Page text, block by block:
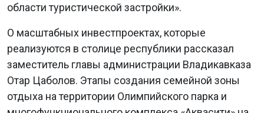
области туристической застройки».
О масштабных инвестпроектах, которые
реализуются в столице республики рассказал
заместитель главы администрации Владикавказа
Отар Цаболов. Этапы создания семейной зоны
отдыха на территории Олимпийского парка и